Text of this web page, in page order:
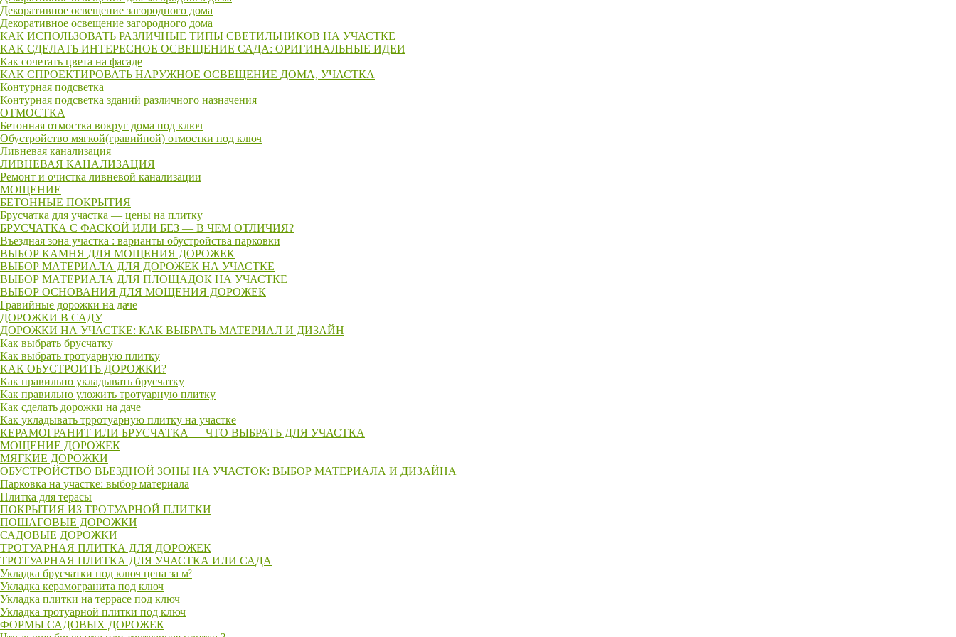
Декоративное освещение загородного дома
Декоративное освещение загородного дома
КАК ИСПОЛЬЗОВАТЬ РАЗЛИЧНЫЕ ТИПЫ СВЕТИЛЬНИКОВ НА УЧАСТКЕ
КАК СДЕЛАТЬ ИНТЕРЕСНОЕ ОСВЕЩЕНИЕ САДА: ОРИГИНАЛЬНЫЕ ИДЕИ
Как сочетать цвета на фасаде
КАК СПРОЕКТИРОВАТЬ НАРУЖНОЕ ОСВЕЩЕНИЕ ДОМА, УЧАСТКА
Контурная подсветка
Контурная подсветка зданий различного назначения
ОТМОСТКА
Бетонная отмостка вокруг дома под ключ
Обустройство мягкой(гравийной) отмостки под ключ
Ливневая канализация
ЛИВНЕВАЯ КАНАЛИЗАЦИЯ
Ремонт и очистка ливневой канализации
МОЩЕНИЕ
БЕТОННЫЕ ПОКРЫТИЯ
Брусчатка для участка — цены на плитку
БРУСЧАТКА С ФАСКОЙ ИЛИ БЕЗ — В ЧЕМ ОТЛИЧИЯ?
Въездная зона участка : варианты обустройства парковки
ВЫБОР КАМНЯ ДЛЯ МОЩЕНИЯ ДОРОЖЕК
ВЫБОР МАТЕРИАЛА ДЛЯ ДОРОЖЕК НА УЧАСТКЕ
ВЫБОР МАТЕРИАЛА ДЛЯ ПЛОЩАДОК НА УЧАСТКЕ
ВЫБОР ОСНОВАНИЯ ДЛЯ МОЩЕНИЯ ДОРОЖЕК
Гравийные дорожки на даче
ДОРОЖКИ В САДУ
ДОРОЖКИ НА УЧАСТКЕ: КАК ВЫБРАТЬ МАТЕРИАЛ И ДИЗАЙН
Как выбрать брусчатку
Как выбрать тротуарную плитку
КАК ОБУСТРОИТЬ ДОРОЖКИ?
Как правильно укладывать брусчатку
Как правильно уложить тротуарную плитку
Как сделать дорожки на даче
Как укладывать трротуарную плитку на участке
КЕРАМОГРАНИТ ИЛИ БРУСЧАТКА — ЧТО ВЫБРАТЬ ДЛЯ УЧАСТКА
МОЩЕНИЕ ДОРОЖЕК
МЯГКИЕ ДОРОЖКИ
ОБУСТРОЙСТВО ВЬЕЗДНОЙ ЗОНЫ НА УЧАСТОК: ВЫБОР МАТЕРИАЛА И ДИЗАЙНА
Парковка на участке: выбор материала
Плитка для терасы
ПОКРЫТИЯ ИЗ ТРОТУАРНОЙ ПЛИТКИ
ПОШАГОВЫЕ ДОРОЖКИ
САДОВЫЕ ДОРОЖКИ
ТРОТУАРНАЯ ПЛИТКА ДЛЯ ДОРОЖЕК
ТРОТУАРНАЯ ПЛИТКА ДЛЯ УЧАСТКА ИЛИ САДА
Укладка брусчатки под ключ цена за м²
Укладка керамогранита под ключ
Укладка плитки на террасе под ключ
Укладка тротуарной плитки под ключ
ФОРМЫ САДОВЫХ ДОРОЖЕК